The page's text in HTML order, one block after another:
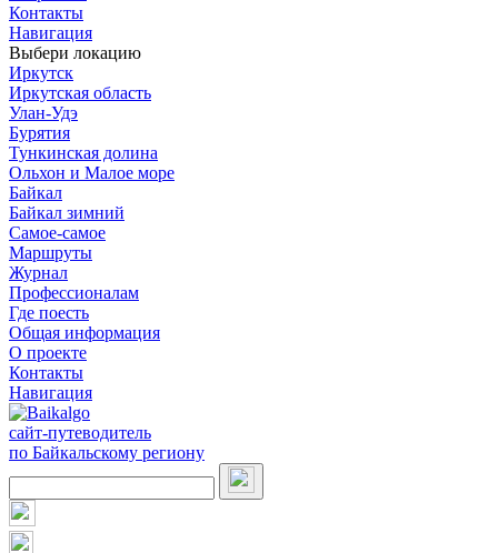
Контакты
Навигация
Выбери локацию
Иркутск
Иркутская область
Улан-Удэ
Бурятия
Тункинская долина
Ольхон и Малое море
Байкал
Байкал зимний
Самое-самое
Маршруты
Журнал
Профессионалам
Где поесть
Общая информация
О проекте
Контакты
Навигация
сайт-путеводитель
по Байкальскому региону